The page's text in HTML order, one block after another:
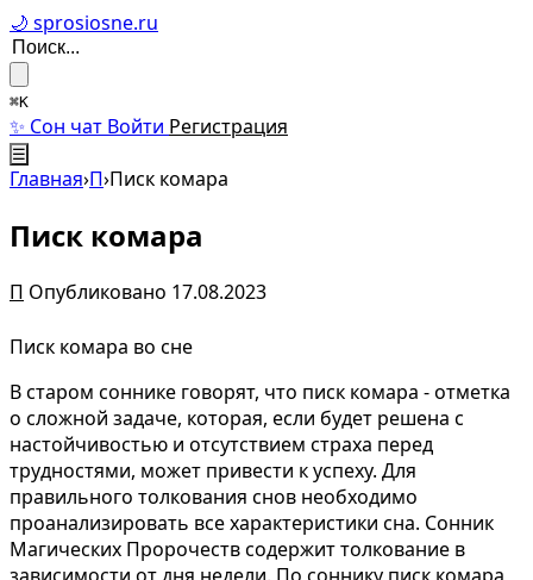
🌙 sprosiosne.ru
⌘K
✨ Сон чат Войти Регистрация
☰
Главная›П›Писк комара
Писк комара
П Опубликовано 17.08.2023
Писк комара во сне
В старом соннике говорят, что писк комара - отметка
о сложной задаче, которая, если будет решена с
настойчивостью и отсутствием страха перед
трудностями, может привести к успеху. Для
правильного толкования снов необходимо
проанализировать все характеристики сна. Сонник
Магических Пророчеств содержит толкование в